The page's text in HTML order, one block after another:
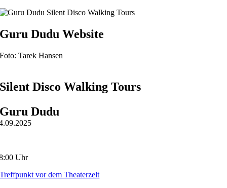
Guru Dudu Website
Foto: Tarek Hansen
Silent Disco Walking Tours
Guru Dudu
Uhr
Treffpunkt vor dem Theaterzelt